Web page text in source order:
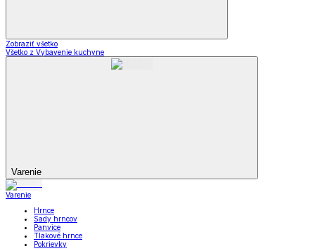
Zobraziť všetko
Všetko z Vybavenie kuchyne
Varenie
Varenie
Hrnce
Sady hrncov
Panvice
Tlakové hrnce
Pokrievky